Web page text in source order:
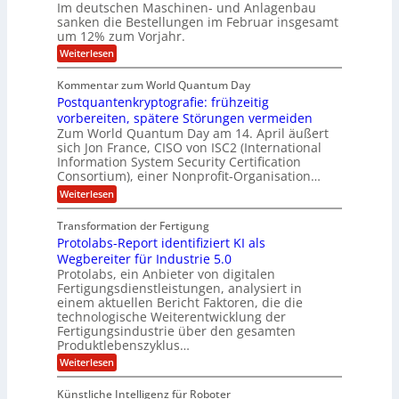
l
i
o
n
U
S
-
D
o
l
l
a
r
n
g
f
ü
r
E
M
E
A
u
n
d
L
a
t
e
i
n
a
m
e
r
i
k
u
t
i
r
d
C
h
i
e
f
C
u
s
t
o
m
e
r
O
ff
c
e
g
e
r
ö
f
n
e
t
K
o
m
p
e
t
e
n
z
n
t
r
u
m
f
ü
r
3
D
-
Im deutschen Maschinen- und Anlagenbau
sanken die Bestellungen im Februar insgesamt
um 12% zum Vorjahr.
Weiterlesen:
A
f
t
r
a
g
s
d
ä
m
p
e
f
ü
r
d
e
n
M
a
s
c
h
Kommentar zum World Quantum Day
Postquantenkryptografie: frühzeitig
vorbereiten, spätere Störungen vermeiden
Zum World Quantum Day am 14. April äußert
sich Jon France, CISO von ISC2 (International
Information System Security Certification
Consortium), einer Nonprofit-Organisation…
Weiterlesen:
P
s
t
q
u
a
n
t
e
n
k
r
y
p
t
Transformation der Fertigung
Protolabs-Report identifiziert KI als
Wegbereiter für Industrie 5.0
Protolabs, ein Anbieter von digitalen
Fertigungsdienstleistungen, analysiert in
einem aktuellen Bericht Faktoren, die die
technologische Weiterentwicklung der
Fertigungsindustrie über den gesamten
Produktlebenszyklus…
Weiterlesen:
P
Künstliche Intelligenz für Roboter